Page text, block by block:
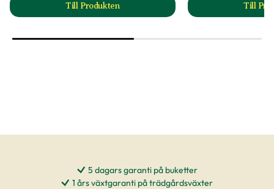
Till Produkten
till Anslutningsset till Stuprör produktsida
Till
5 dagars garanti på buketter
1 års växtgaranti på trädgårdsväxter